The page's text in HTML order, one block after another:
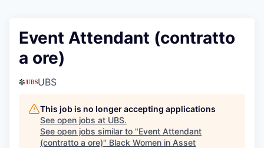
Event Attendant (contratto
a ore)
UBS
This job is no longer accepting applications
See open jobs at UBS.
See open jobs similar to "Event Attendant
(contratto a ore)" Black Women in Asset